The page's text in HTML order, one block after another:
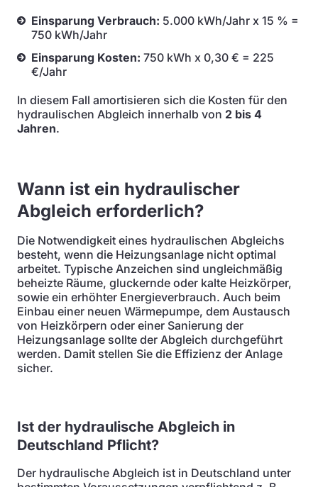
Einsparung Verbrauch: 5.000 kWh/Jahr x 15 % =
750 kWh/Jahr
Einsparung Kosten: 750 kWh x 0,30 € = 225
€/Jahr
In diesem Fall amortisieren sich die Kosten für den
hydraulischen Abgleich innerhalb von 2 bis 4
Jahren.
Wann ist ein hydraulischer
Abgleich erforderlich?
Die Notwendigkeit eines hydraulischen Abgleichs
besteht, wenn die Heizungsanlage nicht optimal
arbeitet. Typische Anzeichen sind ungleichmäßig
beheizte Räume, gluckernde oder kalte Heizkörper,
sowie ein erhöhter Energieverbrauch. Auch beim
Einbau einer neuen Wärmepumpe, dem Austausch
von Heizkörpern oder einer Sanierung der
Heizungsanlage sollte der Abgleich durchgeführt
werden. Damit stellen Sie die Effizienz der Anlage
sicher.
Ist der hydraulische Abgleich in
Deutschland Pflicht?
Der hydraulische Abgleich ist in Deutschland unter